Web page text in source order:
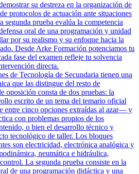
su destreza en la organización de
protocolos de actuación ante situaciones
segunda prueba evalúa la competencia
oral de una programación y unidad
por su realismo y su enfoque hacia la
Desde Arke Formación potenciamos tu
fase del examen refleje tu solvencia
directa.
de Tecnología de Secundaria tienen una
que las distingue del resto de
oposición consta de dos pruebas: la
escrito de un tema del temario oficial
entre cinco opciones extraídas al azar— y
con problemas propios de los
o bien el desarrollo técnico y
tecnológico de taller. Los bloques
son electricidad, electrónica analógica y
neumática e hidráulica,
La segunda prueba consiste en la
de una programación didáctica y una